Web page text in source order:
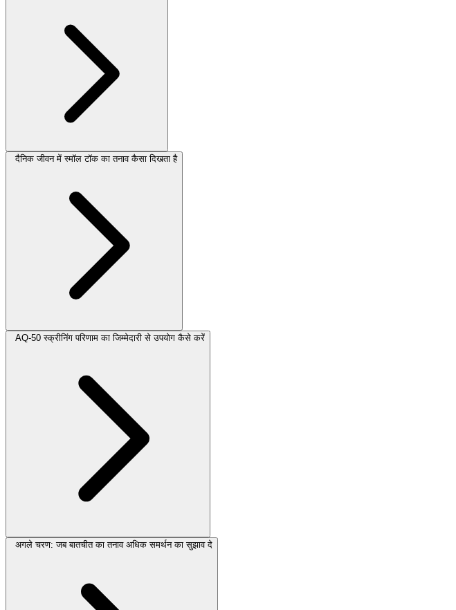
दैनिक जीवन में स्मॉल टॉक का तनाव कैसा दिखता है
AQ-50 स्क्रीनिंग परिणाम का जिम्मेदारी से उपयोग कैसे करें
अगले चरण: जब बातचीत का तनाव अधिक समर्थन का सुझाव दे